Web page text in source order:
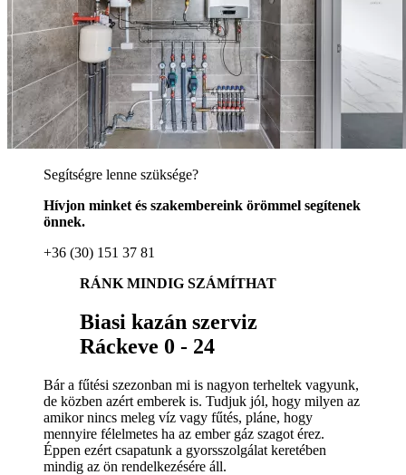
Segítségre lenne szüksége?
Hívjon minket és szakembereink örömmel segítenek
önnek.
+36 (30) 151 37 81
RÁNK MINDIG SZÁMÍTHAT
Biasi kazán szerviz
Ráckeve 0 - 24
Bár a fűtési szezonban mi is nagyon terheltek vagyunk,
de közben azért emberek is. Tudjuk jól, hogy milyen az
amikor nincs meleg víz vagy fűtés, pláne, hogy
mennyire félelmetes ha az ember gáz szagot érez.
Éppen ezért csapatunk a gyorsszolgálat keretében
mindig az ön rendelkezésére áll.